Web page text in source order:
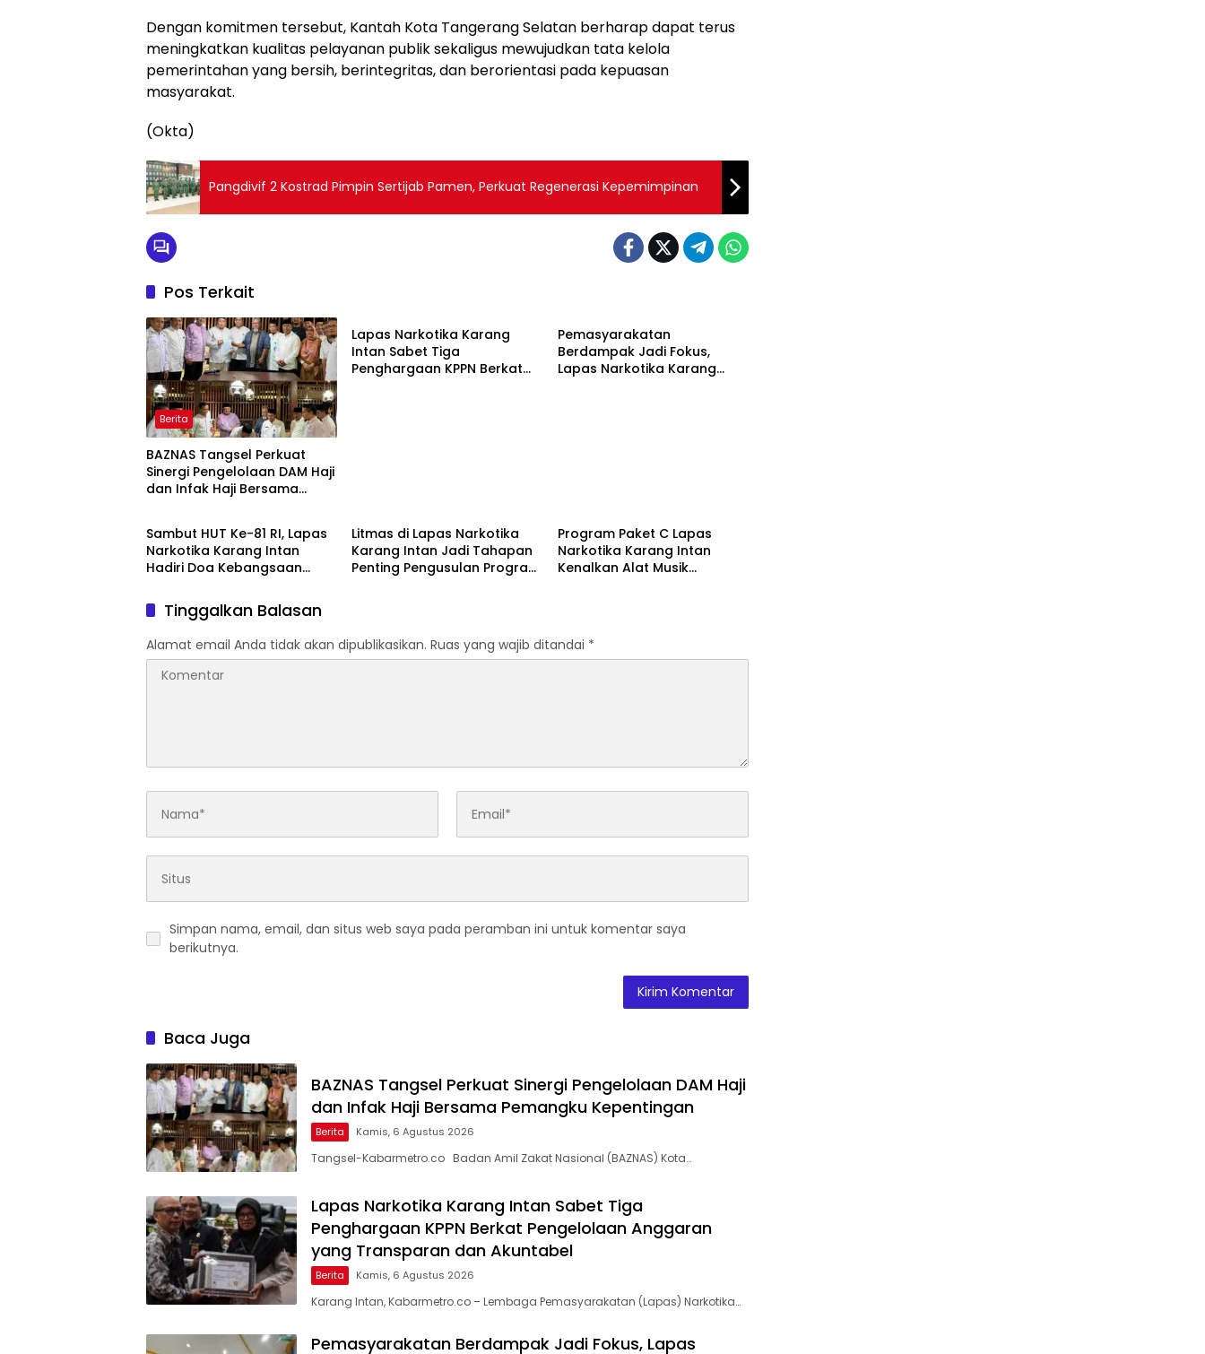
Dengan komitmen tersebut, Kantah Kota Tangerang Selatan berharap dapat terus
meningkatkan kualitas pelayanan publik sekaligus mewujudkan tata kelola
pemerintahan yang bersih, berintegritas, dan berorientasi pada kepuasan
masyarakat.
(Okta)
Pangdivif 2 Kostrad Pimpin Sertijab Pamen, Perkuat Regenerasi Kepemimpinan ‎
Pos Terkait
Berita
BAZNAS Tangsel Perkuat
Sinergi Pengelolaan DAM Haji
dan Infak Haji Bersama
Lapas Narkotika Karang
Intan Sabet Tiga
Penghargaan KPPN Berkat
Pemasyarakatan
Berdampak Jadi Fokus,
Lapas Narkotika Karang
Berita
Sambut HUT Ke-81 RI, Lapas
Narkotika Karang Intan
Hadiri Doa Kebangsaan
Imigrasi dan
Pemasyarakatan
Litmas di Lapas Narkotika
Karang Intan Jadi Tahapan
Penting Pengusulan Program
Program Paket C Lapas
Narkotika Karang Intan
Kenalkan Alat Musik
Tinggalkan Balasan
Alamat email Anda tidak akan dipublikasikan. Ruas yang wajib ditandai *
Simpan nama, email, dan situs web saya pada peramban ini untuk komentar saya
berikutnya.
Baca Juga
BAZNAS Tangsel Perkuat Sinergi Pengelolaan DAM Haji
dan Infak Haji Bersama Pemangku Kepentingan
Berita Kamis, 6 Agustus 2026
Tangsel-Kabarmetro.co Badan Amil Zakat Nasional (BAZNAS) Kota…
Lapas Narkotika Karang Intan Sabet Tiga
Penghargaan KPPN Berkat Pengelolaan Anggaran
yang Transparan dan Akuntabel
Berita Kamis, 6 Agustus 2026
Karang Intan, Kabarmetro.co – Lembaga Pemasyarakatan (Lapas) Narkotika…
Pemasyarakatan Berdampak Jadi Fokus, Lapas